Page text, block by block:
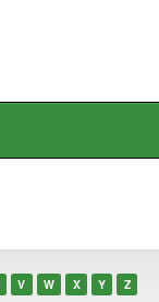
V W X Y Z